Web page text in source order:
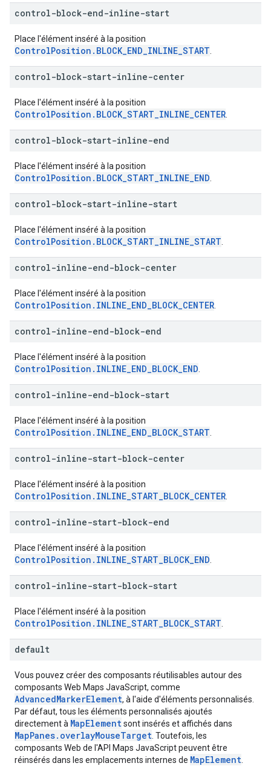
control-block-end-inline-start
Place l'élément inséré à la position
ControlPosition.BLOCK_END_INLINE_START
control-block-start-inline-center
Place l'élément inséré à la position
ControlPosition.BLOCK_START_INLINE_CENTER
control-block-start-inline-end
Place l'élément inséré à la position
ControlPosition.BLOCK_START_INLINE_END
control-block-start-inline-start
Place l'élément inséré à la position
ControlPosition.BLOCK_START_INLINE_START
control-inline-end-block-center
Place l'élément inséré à la position
ControlPosition.INLINE_END_BLOCK_CENTER
control-inline-end-block-end
Place l'élément inséré à la position
ControlPosition.INLINE_END_BLOCK_END
control-inline-end-block-start
Place l'élément inséré à la position
ControlPosition.INLINE_END_BLOCK_START
control-inline-start-block-center
Place l'élément inséré à la position
ControlPosition.INLINE_START_BLOCK_CENTER
control-inline-start-block-end
Place l'élément inséré à la position
ControlPosition.INLINE_START_BLOCK_END
control-inline-start-block-start
Place l'élément inséré à la position
ControlPosition.INLINE_START_BLOCK_START
default
Vous pouvez créer des composants réutilisables autour des
composants Web Maps JavaScript, comme
AdvancedMarkerElement, à l'aide d'éléments personnalisés.
Par défaut, tous les éléments personnalisés ajoutés
directement à MapElementsont insérés et affichés dans
MapPanes.overlayMouseTarget . Toutefois, les
composants Web de l'API Maps JavaScript peuvent être
réinsérés dans les emplacements internes de MapElement